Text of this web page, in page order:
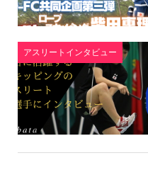
アスリートインタビュー